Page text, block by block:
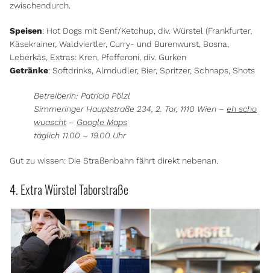
zwischendurch.
Speisen: Hot Dogs mit Senf/Ketchup, div. Würstel (Frankfurter,
Käsekrainer, Waldviertler, Curry- und Burenwurst, Bosna,
Leberkäs, Extras: Kren, Pfefferoni, div. Gurken
Getränke: Softdrinks, Almdudler, Bier, Spritzer, Schnaps, Shots
Betreiberin: Patricia Pölzl
Simmeringer Hauptstraße 234, 2. Tor, 1110 Wien –eh scho
wuascht– Google Maps
täglich 11.00 – 19.00 Uhr
Gut zu wissen: Die Straßenbahn fährt direkt nebenan.
4. Extra Würstel Taborstraße